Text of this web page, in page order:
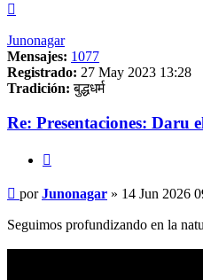
Junonagar
Mensajes: 1077
Registrado: 27 May 2023 13:28
Tradición: बुद्धधर्म
Re: Presentaciones: Daru
Mensaje
porJunonagar » 14 Jun 2026
Seguimos profundizando en la